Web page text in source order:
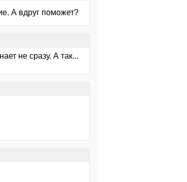
А вдруг поможет?
не сразу. А так...